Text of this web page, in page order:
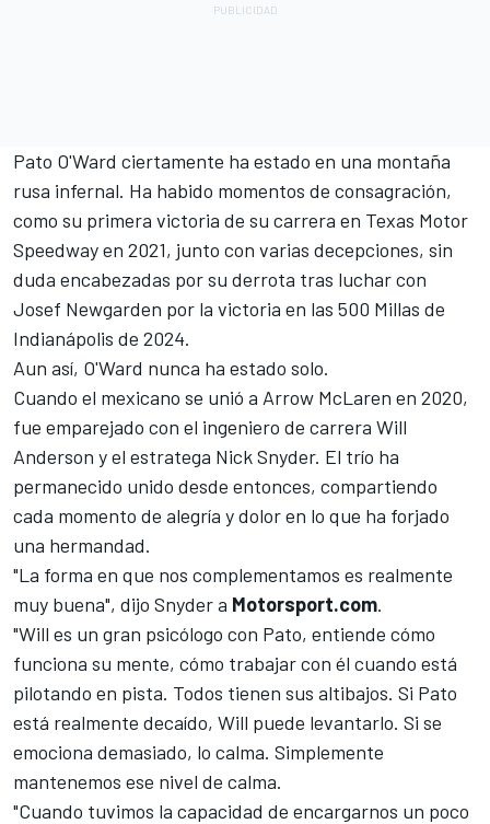
Pato O'Ward ciertamente ha estado en una montaña
rusa infernal. Ha habido momentos de consagración,
como su primera victoria de su carrera en Texas Motor
Speedway en 2021, junto con varias decepciones, sin
duda encabezadas por su derrota tras luchar con
Josef Newgarden por la victoria en las 500 Millas de
Indianápolis de 2024.
Aun así, O'Ward nunca ha estado solo.
Cuando el mexicano se unió a Arrow McLaren en 2020,
fue emparejado con el ingeniero de carrera Will
Anderson y el estratega Nick Snyder. El trío ha
permanecido unido desde entonces, compartiendo
cada momento de alegría y dolor en lo que ha forjado
una hermandad.
"La forma en que nos complementamos es realmente
muy buena", dijo Snyder a Motorsport.com.
"Will es un gran psicólogo con Pato, entiende cómo
funciona su mente, cómo trabajar con él cuando está
pilotando en pista. Todos tienen sus altibajos. Si Pato
está realmente decaído, Will puede levantarlo. Si se
emociona demasiado, lo calma. Simplemente
mantenemos ese nivel de calma.
"Cuando tuvimos la capacidad de encargarnos un poco